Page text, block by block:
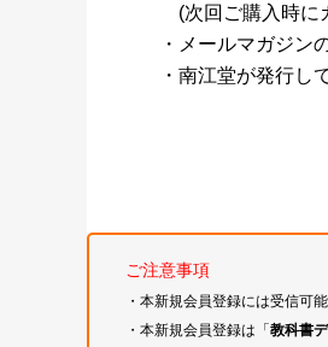
(次回ご購入時に
・メールマガジン
・南江堂が発行し
ご注意事項
・本新規会員登録には受信可
・本新規会員登録は「教科書